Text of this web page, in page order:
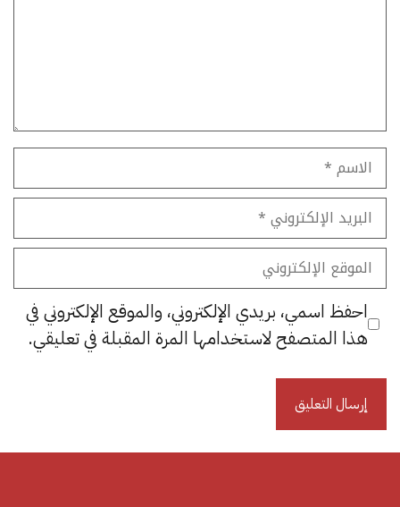
الاسم
البريد
الإلكتروني
الموقع
الإلكتروني
احفظ اسمي، بريدي الإلكتروني، والموقع الإلكتروني في
هذا المتصفح لاستخدامها المرة المقبلة في تعليقي.